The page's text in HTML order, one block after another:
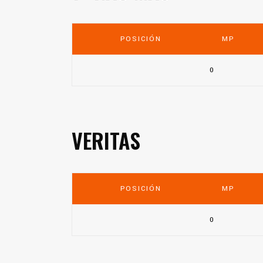
POSICIÓN MP
0
VERITAS
POSICIÓN MP
0